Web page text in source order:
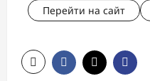
Перейти на сайт